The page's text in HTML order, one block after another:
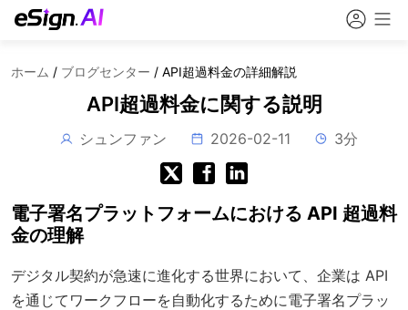
ホーム / ブログセンター / API超過料金の詳細解説
API超過料金に関する説明
シュンファン 2026-02-11 3分
電子署名プラットフォームにおける API 超過料
金の理解
デジタル契約が急速に進化する世界において、企業は API
を通じてワークフローを自動化するために電子署名プラッ